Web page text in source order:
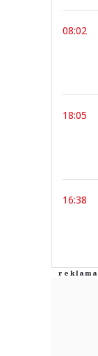
08:02
18:05
16:38